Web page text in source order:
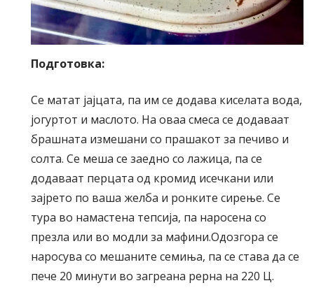
Подготовка:
Се матат јајцата, па им се додава киселата вода,
јогуртот и маслото. На оваа смеса се додаваат
брашната измешани со прашакот за печиво и
солта. Се меша се заедно со лажица, па се
додаваат перцата од кромид исечкани или
зајрето по ваша желба и ронките сирење. Се
тура во намастена тепсија, па наросена со
презла или во модли за мафини.Одозгора се
наросува со мешаните семиња, па се става да се
пече 20 минути во загреана рерна на 220 Ц.